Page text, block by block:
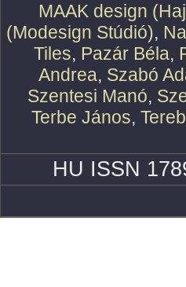
MAAK design
(Modesign Stúdió),
Tiles, Pazár Béla,
Andrea, Szabó
Szentesi Manó,
Terbe János,
HU ISSN